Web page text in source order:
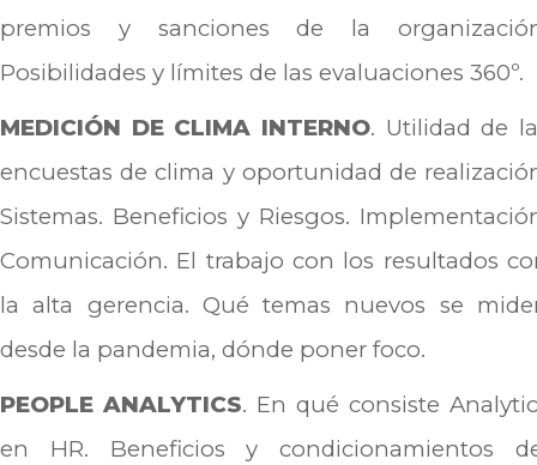
premios y sanciones de la
Posibilidades y límites de las evaluaciones 360º.
MEDICIÓN DE CLIMA INTERNO. Utilidad de
encuestas de clima y oportunidad de
Sistemas. Beneficios y Riesgos.
Comunicación. El trabajo con los resultados
la alta gerencia. Qué temas nuevos se
desde la pandemia, dónde poner foco.
PEOPLE ANALYTICS. En qué consiste
en HR. Beneficios y condicionamientos